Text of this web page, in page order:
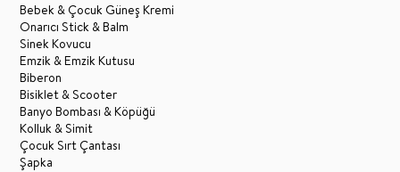
Bebek & Çocuk Güneş Kremi
Onarıcı Stick & Balm
Sinek Kovucu
Emzik & Emzik Kutusu
Biberon
Bisiklet & Scooter
Banyo Bombası & Köpüğü
Kolluk & Simit
Çocuk Sırt Çantası
Şapka